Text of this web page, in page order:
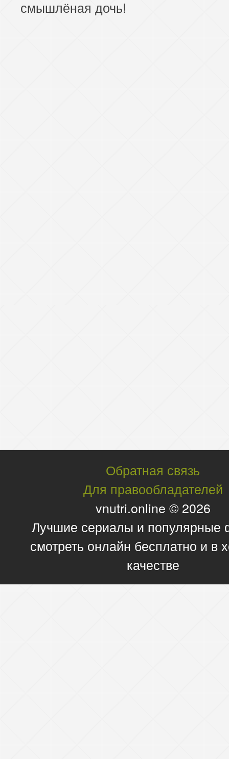
смышлёная дочь!
Обратная связь
Для правообладателей
vnutri.online © 2026
Лучшие сериалы и
смотреть онлайн бесплатно и в
качестве